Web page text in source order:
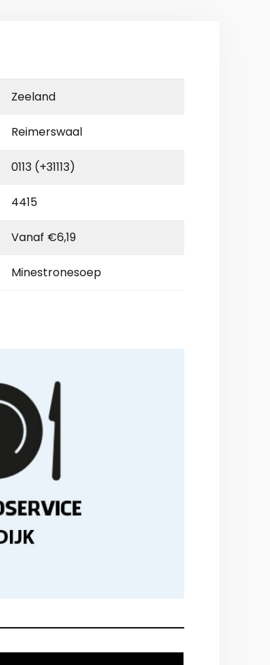
Zeeland
Reimerswaal
0113 (+31113)
4415
Vanaf €6,19
Minestronesoep